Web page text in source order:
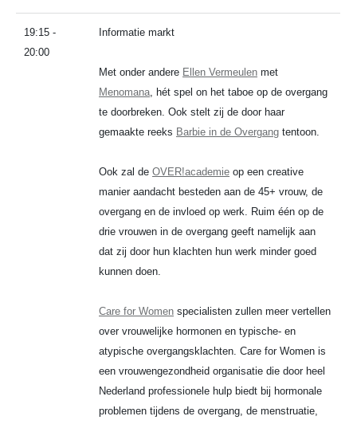
19:15 -
20:00
Informatie markt
Met onder andere Ellen Vermeulen met
Menomana, hét spel on het taboe op de overgang
te doorbreken. Ook stelt zij de door haar
gemaakte reeks Barbie in de Overgang tentoon.
Ook zal de OVER!academie op een creative
manier aandacht besteden aan de 45+ vrouw, de
overgang en de invloed op werk. Ruim één op de
drie vrouwen in de overgang geeft namelijk aan
dat zij door hun klachten hun werk minder goed
kunnen doen.
Care for Women specialisten zullen meer vertellen
over vrouwelijke hormonen en typische- en
atypische overgangsklachten. Care for Women is
een vrouwengezondheid organisatie die door heel
Nederland professionele hulp biedt bij hormonale
problemen tijdens de overgang, de menstruatie,